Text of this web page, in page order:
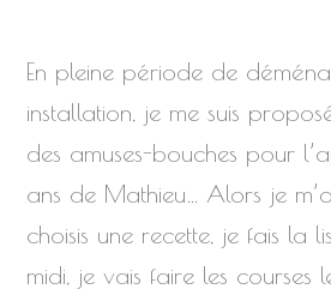
En pleine période de
installation, je me suis
des amuses-bouches pour
ans de Mathieu… Alors je
choisis une recette, je fais la
midi, je vais faire les courses